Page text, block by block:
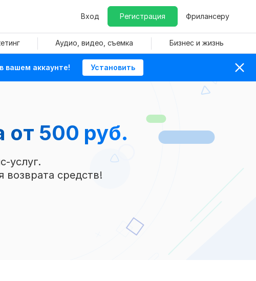
Вход Регистрация Фрилансеру
Аудио, видео, съемка Бизнес и жизнь
вашем аккаунте! Установить
от 500 руб.
услуг.
возврата средств!